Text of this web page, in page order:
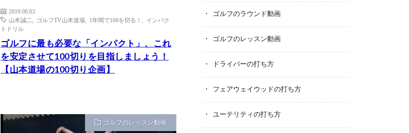
2019.08.03
山本誠二
ゴルフTV山本道場 1年間で100を切る！
インパク
トドリル
ゴルフに最も必要な「インパクト」、これ
を安定させて100切りを目指しましょう！
【山本道場の100切り企画】
ゴルフのレッスン動画
ゴルフのラウンド動画
ゴルフのレッスン動画
ドライバーの打ち方
フェアウェイウッドの打ち方
ユーテリティの打ち方